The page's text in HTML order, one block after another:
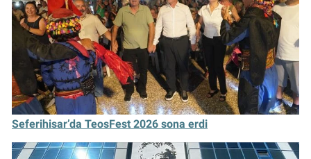
Seferihisar’da TeosFest 2026 sona erdi